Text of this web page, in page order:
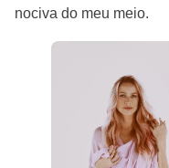
nociva do meu meio.